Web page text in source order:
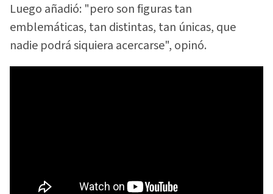
Luego añadió: "pero son figuras tan
emblemáticas, tan distintas, tan únicas, que
nadie podrá siquiera acercarse", opinó.